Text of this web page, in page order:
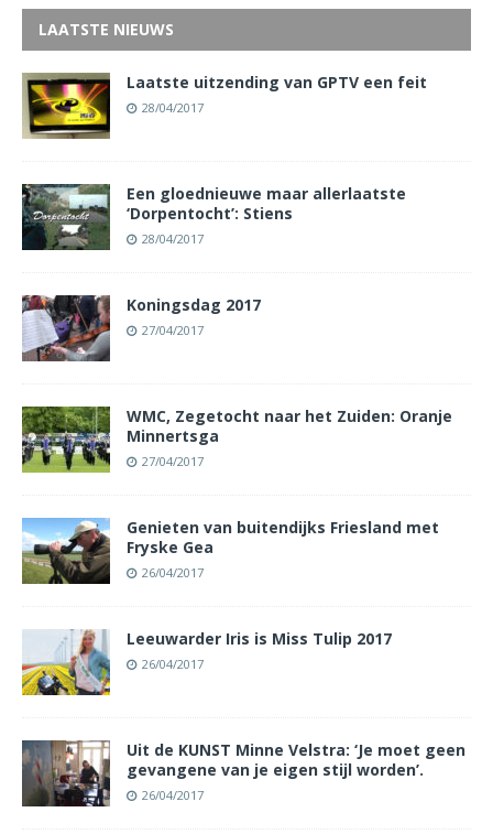
LAATSTE NIEUWS
Laatste uitzending van GPTV een feit
28/04/2017
Een gloednieuwe maar allerlaatste
‘Dorpentocht’: Stiens
28/04/2017
Koningsdag 2017
27/04/2017
WMC, Zegetocht naar het Zuiden: Oranje
Minnertsga
27/04/2017
Genieten van buitendijks Friesland met
Fryske Gea
26/04/2017
Leeuwarder Iris is Miss Tulip 2017
26/04/2017
Uit de KUNST Minne Velstra: ‘Je moet geen
gevangene van je eigen stijl worden’.
26/04/2017